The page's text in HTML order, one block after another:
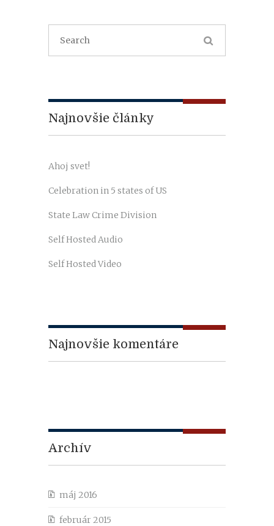
Najnovšie články
Ahoj svet!
Celebration in 5 states of US
State Law Crime Division
Self Hosted Audio
Self Hosted Video
Najnovšie komentáre
Archív
máj 2016
február 2015